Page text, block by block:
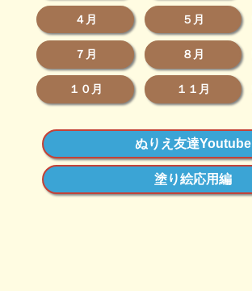
４月 ５月
７月 ８月
１０月 １１月
ぬりえ友達Youtube
塗り絵応用編